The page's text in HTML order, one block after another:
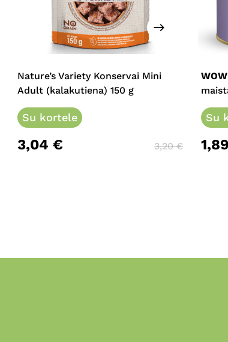
Nature’s Variety Konservai Mini
Adult (kalakutiena) 150 g
Su kortele
3,04 € 3,20€
This
may
be
WOW
Su